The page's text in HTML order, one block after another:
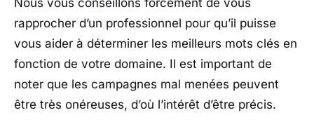
Nous vous conseillons forcément de vous
rapprocher d’un professionnel pour qu’il puisse
vous aider à déterminer les meilleurs mots clés en
fonction de votre domaine. Il est important de
noter que les campagnes mal menées peuvent
être très onéreuses, d’où l’intérêt d’être précis.